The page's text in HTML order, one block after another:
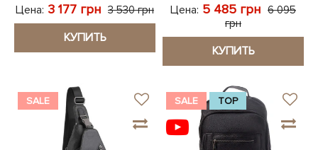
Цена: 3 177 грн 3 530 грн
КУПИТЬ
Цена: 5 485 грн 6 095
грн
КУПИТЬ
SALE SALE TOP